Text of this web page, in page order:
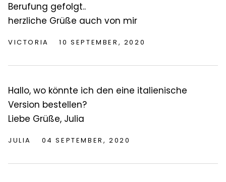
Berufung gefolgt..
herzliche Grüße auch von mir
VICTORIA 10 SEPTEMBER, 2020
Hallo, wo könnte ich den eine italienische
Version bestellen?
Liebe Grüße, Julia
JULIA 04 SEPTEMBER, 2020